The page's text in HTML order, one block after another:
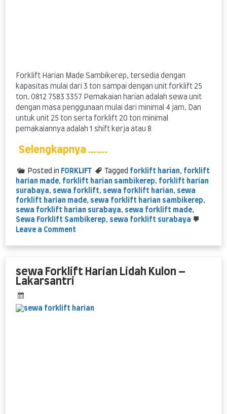
Forklift Harian Made Sambikerep, tersedia dengan
kapasitas mulai dari 3 ton sampai dengan unit forklift 25
ton. 0812 7583 3357 Pemakaian harian adalah sewa unit
dengan masa penggunaan mulai dari minimal 4 jam. Dan
untuk unit 25 ton serta forklift 20 ton minimal
pemakaiannya adalah 1 shift kerja atau 8
Selengkapnya …….
Posted in FORKLIFT Tagged forklift harian, forklift
harian made, forklift harian sambikerep, forklift harian
surabaya, sewa forklift, sewa forklift harian, sewa
forklift harian made, sewa forklift harian sambikerep,
sewa forklift harian surabaya, sewa forklift made,
Sewa Forklift Sambikerep, sewa forklift surabaya
Leave a Commenton
Sambikerep
sewa Forklift Harian Lidah Kulon –
Lakarsantri